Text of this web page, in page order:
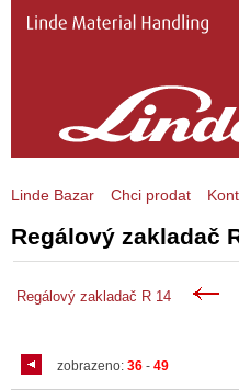
Regálový zakladač
Regálový zakladač R 14
zobrazeno: 36- 49
Linde Bazar Chci prodat